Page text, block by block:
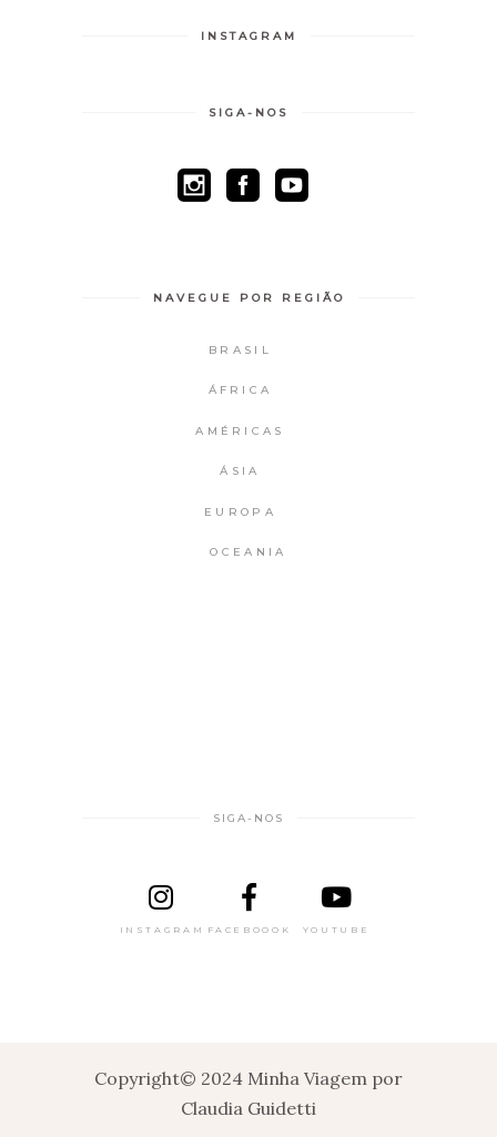
INSTAGRAM
SIGA-NOS
NAVEGUE POR REGIÃO
BRASIL
ÁFRICA
AMÉRICAS
ÁSIA
EUROPA
OCEANIA
SIGA-NOS
INSTAGRAM FACEBOOOK YOUTUBE
Copyright© 2024 Minha Viagem por
Claudia Guidetti